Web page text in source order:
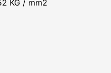
KG / mm2